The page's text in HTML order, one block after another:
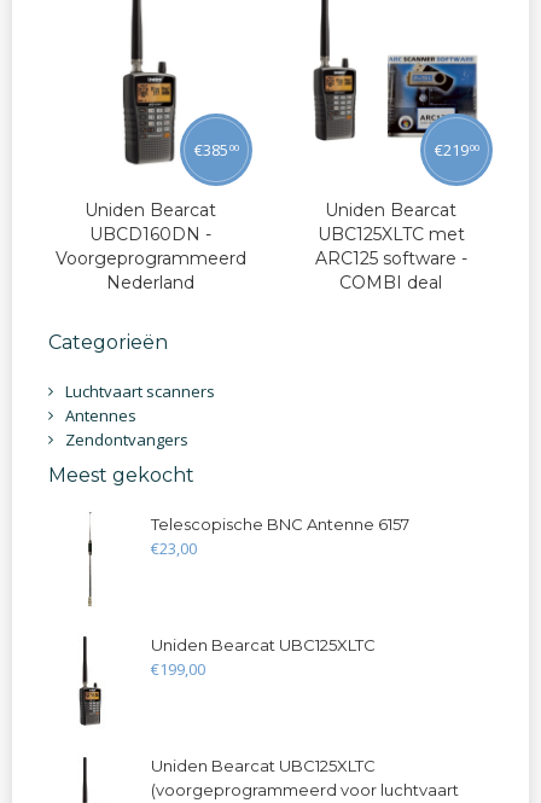
Uniden Bearcat
UBCD160DN -
Voorgeprogrammeerd
Nederland
€385 00
Uniden Bearcat
UBC125XLTC met
ARC125 software -
COMBI deal
€21900
Categorieën
Luchtvaart scanners
Antennes
Zendontvangers
Meest gekocht
Telescopische BNC Antenne 6157
€23,00
Uniden Bearcat UBC125XLTC
€199,00
Uniden Bearcat UBC125XLTC
(voorgeprogrammeerd voor luchtvaart